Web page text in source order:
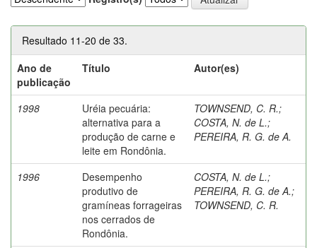
Resultado 11-20 de 33.
Ano de
publicação
Título Autor(es)
1998
Uréia pecuária:
alternativa para a
produção de carne e
leite em Rondônia.
TOWNSEND, C. R.;
COSTA, N. de L.;
PEREIRA, R. G. de A.
1996
Desempenho
produtivo de
gramíneas forrageiras
nos cerrados de
Rondônia.
COSTA, N. de L.;
PEREIRA, R. G. de A.;
TOWNSEND, C. R.